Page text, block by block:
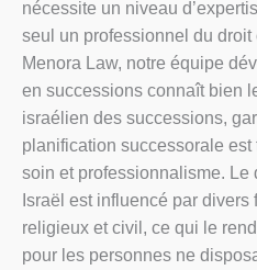
nécessite un niveau
seul un professionnel du
Menora Law, notre équipe
en successions connaît bien
israélien des successions,
planification successorale
soin et professionnalisme. Le
Israël est influencé par
religieux et civil, ce qui le
pour les personnes ne